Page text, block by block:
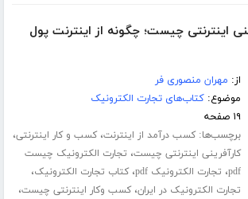
اینترنتی چیست؛ چگونه از اینترنت پول
از: مهران منصوری فر
موضوع:کتاب‌های تجارت الکترونیک
۱۹ صفحه
برچسب‌ها:کسب درآمد از اینترنت،کسب و کار اینترنتی،
کارآفرینی اینترنتی چیست، تجارت الکترونیک چیست
pdf، تجارت الکترونیک pdf ،کتاب تجارت الکترونیک،
تجارت الکترونیک در ایران،کسب وکار اینترنتی چیست،